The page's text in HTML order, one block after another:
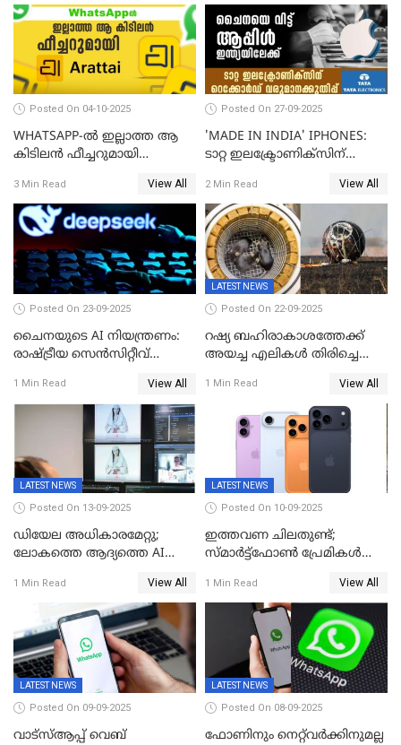
Posted On 04-10-2025
WHATSAPP-ൽ ഇല്ലാത്ത ആ
കിടിലൻ ഫീച്ചറുമായി
3 Min Read View All
Posted On 27-09-2025
'MADE IN INDIA' IPHONES:
ടാറ്റ ഇലക്ട്രോണിക്സിന്
2 Min Read View All
Posted On 23-09-2025
ചൈനയുടെ AI നിയന്ത്രണം:
രാഷ്ട്രീയ സെൻസിറ്റീവ്
ഡീപ് സീക്ക്-ആർ1-സേഫ്
1 Min Read View All
LATEST NEWS
Posted On 22-09-2025
റഷ്യ ബഹിരാകാശത്തേക്ക്‌
അയച്ച എലികൾ തിരിച്ചെത്തി;
ജീവനോടെ എത്തിയവ 75
1 Min Read View All
LATEST NEWS
Posted On 13-09-2025
ഡിയേല അധികാരമേറ്റു;
ലോകത്തെ ആദ്യത്തെ AI
വേണ്ട, കൈക്കൂലി വാങ്ങില്ല;
'ആരും കൊതിച്ചുപോകും
ഇങ്ങനെയൊരു ക്യാബിനറ്റ്
മന്ത്രിയെ
1 Min Read View All
LATEST NEWS
Posted On 10-09-2025
ഇത്തവണ ചിലതുണ്ട്;
സ്മാർട്ട്ഫോൺ പ്രേമികൾക്ക്
പക്ഷേ വിലയോ..; ഐഫോൺ
17 സീരീസ് ഫോണുകള്‍
അവതരിപ്പിച്ചു
1 Min Read View All
LATEST NEWS
Posted On 09-09-2025
വാട്‌സ്ആപ്പ് വെബ്
LATEST NEWS
Posted On 08-09-2025
ഫോണിനും നെറ്റ്‌വര്‍ക്കിനുമല്ല